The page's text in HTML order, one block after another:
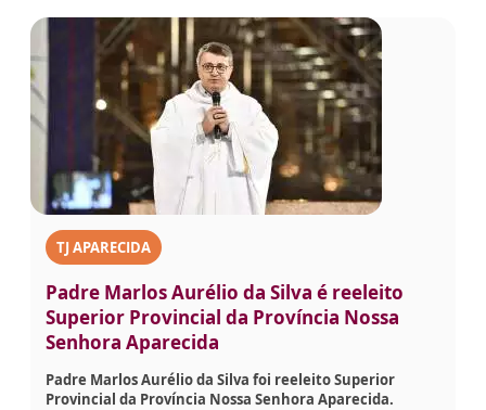
TJ APARECIDA
Padre Marlos Aurélio da Silva é reeleito
Superior Provincial da Província Nossa
Senhora Aparecida
Padre Marlos Aurélio da Silva foi reeleito Superior
Provincial da Província Nossa Senhora Aparecida.